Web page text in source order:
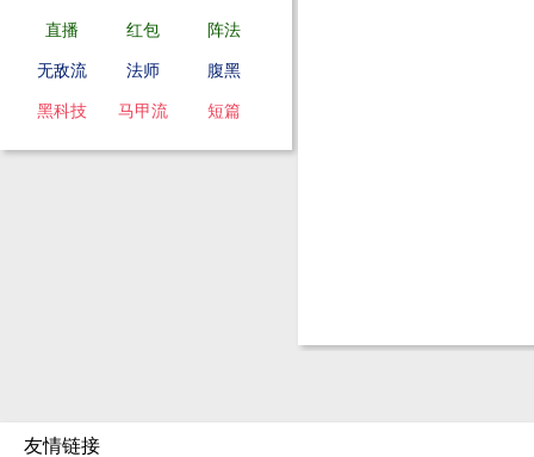
直播 红包 阵法
无敌流 法师 腹黑
黑科技 马甲流 短篇
友情链接